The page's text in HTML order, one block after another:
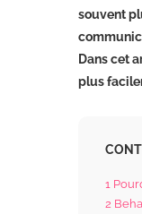
souvent
Dans cet
plus
1
2